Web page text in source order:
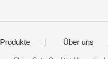
Produkte Über uns